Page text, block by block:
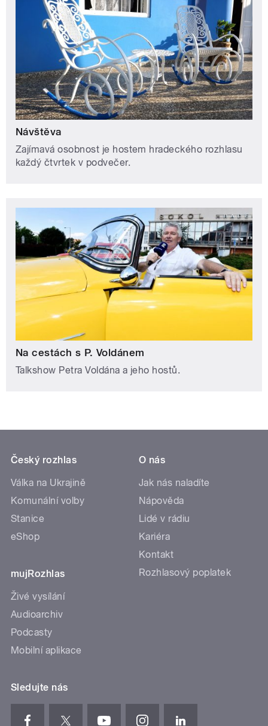
Návštěva
Zajímavá osobnost je hostem hradeckého rozhlasu
každý čtvrtek v podvečer.
Na cestách s P. Voldánem
Talkshow Petra Voldána a jeho hostů.
Český rozhlas
Válka na Ukrajině
Komunální volby
Stanice
eShop
mujRozhlas
Živé vysílání
Audioarchiv
Podcasty
Mobilní aplikace
O nás
Jak nás naladíte
Nápověda
Lidé v rádiu
Kariéra
Kontakt
Rozhlasový poplatek
Sledujte nás